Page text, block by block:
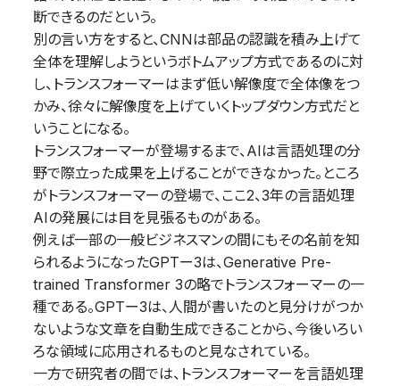
断できるのだという。
別の言い方をすると、CNNは部品の認識を積み上げて
全体を理解しようというボトムアップ方式であるのに対
し、トランスフォーマーはまず低い解像度で全体像をつ
かみ、徐々に解像度を上げていくトップダウン方式だと
いうことになる。
トランスフォーマーが登場するまで、AIは言語処理の分
野で際立った成果を上げることができなかった。ところ
がトランスフォーマーの登場で、ここ2、3年の言語処理
AIの発展には目を見張るものがある。
例えば一部の一般ビジネスマンの間にもその名前を知
られるようになったGPTー3は、Generative Pre-
trained Transformer 3の略でトランスフォーマーの一
種である。GPTー3は、人間が書いたのと見分けがつか
ないような文章を自動生成できることから、今後いろい
ろな領域に応用されるものと見なされている。
一方で研究者の間では、トランスフォーマーを言語処理